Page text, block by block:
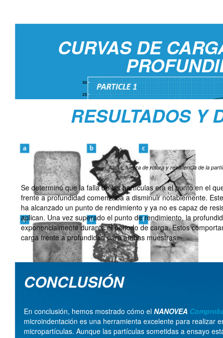
CURVAS DE
RESULTADOS Y
Altura, fuerza de rotura y resistencia de la
Se determinó que la falla de las partículas era el punto en el
frente a profundidad comenzaba a disminuir notablemente.
ha alcanzado un punto de rendimiento y ya no es capaz de
aplican. Una vez superado el punto de rendimiento, la
exponencialmente durante el periodo de carga. Estos
carga frente a profundidadpara ambas muestras.
CONCLUSIÓN
En conclusión, hemos mostrado cómo elNANOVEA
microindentación es una herramienta excelente para realizar
micropartículas. Aunque las partículas sometidas a ensayo